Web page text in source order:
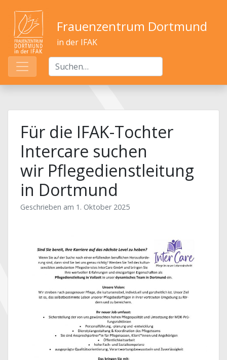
Frauenzentrum Dortmund
in der IFAK
Für die IFAK-Tochter
Intercare suchen
wir Pflegedienstleitung
in Dortmund
Geschrieben am 1. Oktober 2025